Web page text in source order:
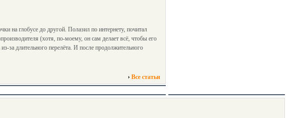
на глобусе до другой. Полазил по интернету, почитал
(хотя, по-моему, он сам делает всё, чтобы его
за длительного перелёта. И после продолжительного
Все статьи